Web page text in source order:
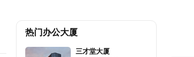
热门办公大厦
三才堂大厦